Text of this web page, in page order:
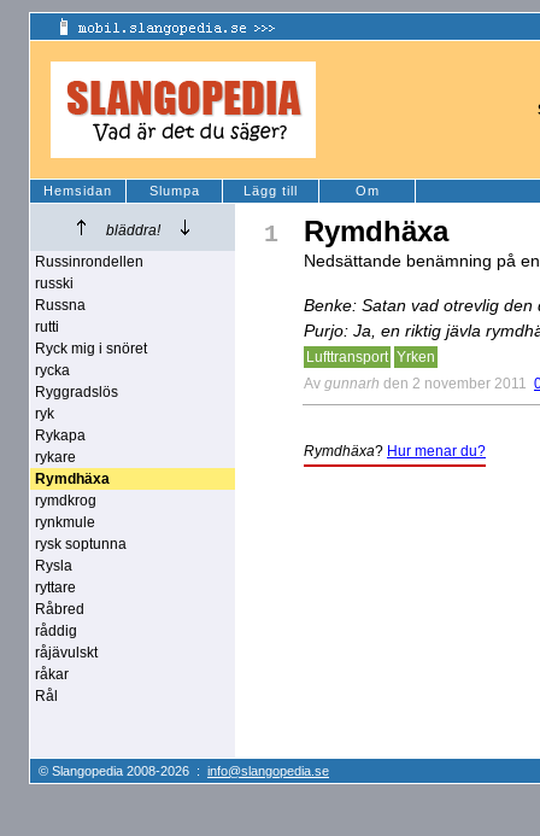
Hemsidan Slumpa Lägg till Om
bläddra!
Russinrondellen
russki
Russna
rutti
Ryck mig i snöret
rycka
Ryggradslös
ryk
Rykapa
rykare
Rymdhäxa
rymdkrog
rynkmule
rysk soptunna
Rysla
ryttare
Råbred
råddig
råjävulskt
råkar
Rål
1 Rymdhäxa
Nedsättande benämning på
Benke: Satan vad otrevlig
Purjo: Ja, en riktig jävla
Lufttransport Yrken
Av gunnarh den 2 november 2011
Rymdhäxa? Hur menar du?
© Slangopedia 2008-2026 : info@slangopedia.se